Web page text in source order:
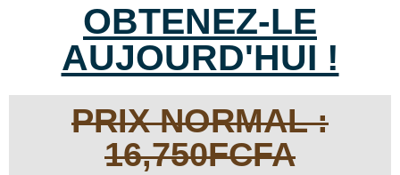
OBTENEZ-LE
AUJOURD'HUI !
PRIX NORMAL :
16,750FCFA